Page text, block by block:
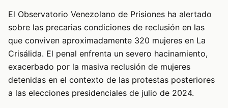
El Observatorio Venezolano de Prisiones ha alertado
sobre las precarias condiciones de reclusión en las
que conviven aproximadamente 320 mujeres en La
Crisálida. El penal enfrenta un severo hacinamiento,
exacerbado por la masiva reclusión de mujeres
detenidas en el contexto de las protestas posteriores
a las elecciones presidenciales de julio de 2024.